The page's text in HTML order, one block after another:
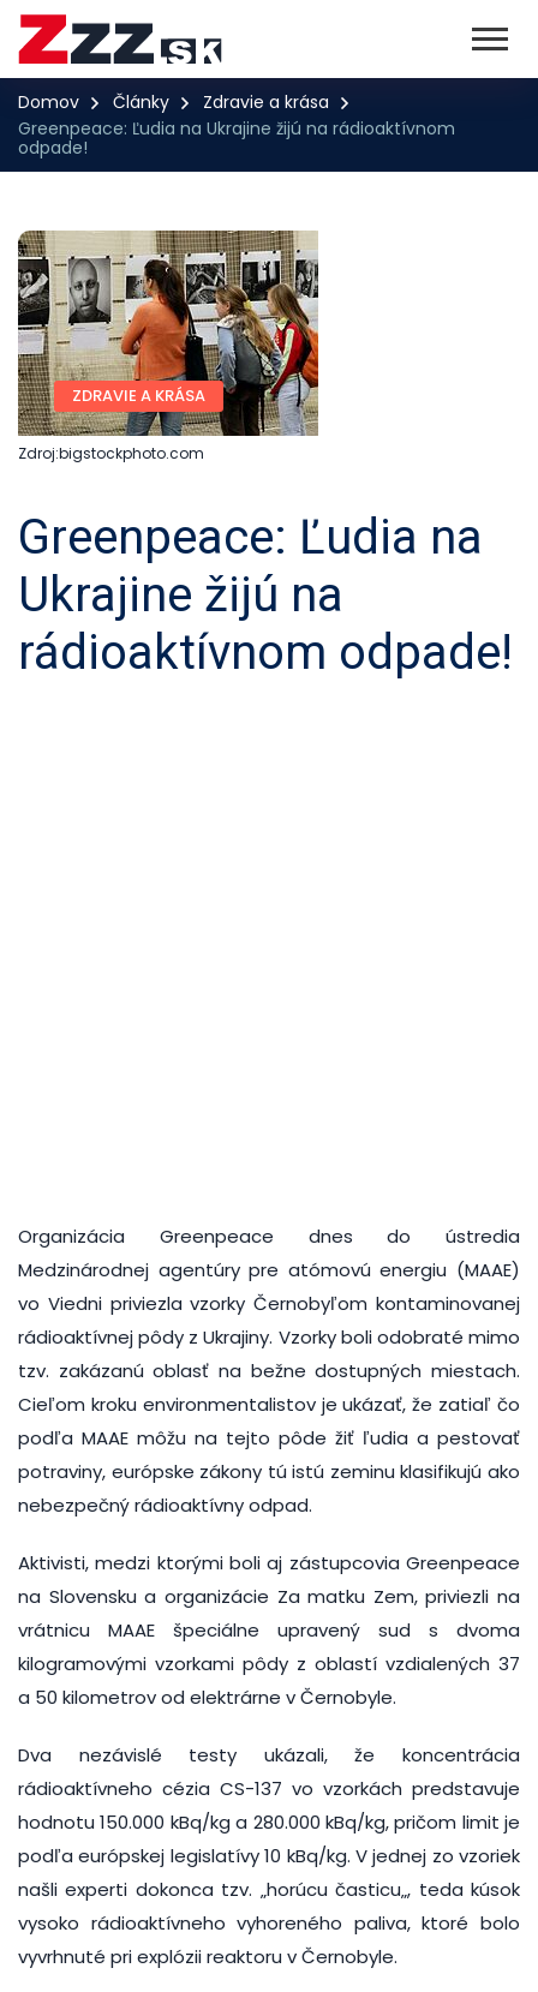
Domov Články
Zdravie a krása
Greenpeace: Ľudia na Ukrajine žijú na rádioaktívnom
odpade!
ZDRAVIE A KRÁSA
Zdroj:bigstockphoto.com
Greenpeace: Ľudia na
Ukrajine žijú na
rádioaktívnom odpade!
Organizácia Greenpeace dnes do ústredia
Medzinárodnej agentúry pre atómovú energiu (MAAE)
vo Viedni priviezla vzorky Černobyľom kontaminovanej
rádioaktívnej pôdy z Ukrajiny. Vzorky boli odobraté mimo
tzv. zakázanú oblasť na bežne dostupných miestach.
Cieľom kroku environmentalistov je ukázať, že zatiaľ čo
podľa MAAE môžu na tejto pôde žiť ľudia a pestovať
potraviny, európske zákony tú istú zeminu klasifikujú ako
nebezpečný rádioaktívny odpad.
Aktivisti, medzi ktorými boli aj zástupcovia Greenpeace
na Slovensku a organizácie Za matku Zem, priviezli na
vrátnicu MAAE špeciálne upravený sud s dvoma
kilogramovými vzorkami pôdy z oblastí vzdialených 37
a 50 kilometrov od elektrárne v Černobyle.
Dva nezávislé testy ukázali, že koncentrácia
rádioaktívneho cézia CS-137 vo vzorkách predstavuje
hodnotu 150.000 kBq/kg a 280.000 kBq/kg, pričom limit je
podľa európskej legislatívy 10 kBq/kg. V jednej zo vzoriek
našli experti dokonca tzv. „horúcu časticu„, teda kúsok
vysoko rádioaktívneho vyhoreného paliva, ktoré bolo
vyvrhnuté pri explózii reaktoru v Černobyle.